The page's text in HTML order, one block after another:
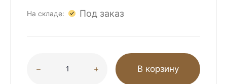
На складе: Под заказ
В корзину